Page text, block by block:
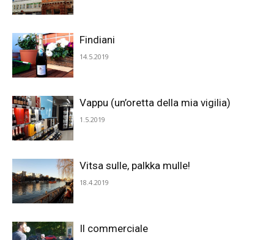
Findiani
14.5.2019
Vappu (un’oretta della mia vigilia)
1.5.2019
Vitsa sulle, palkka mulle!
18.4.2019
Il commerciale